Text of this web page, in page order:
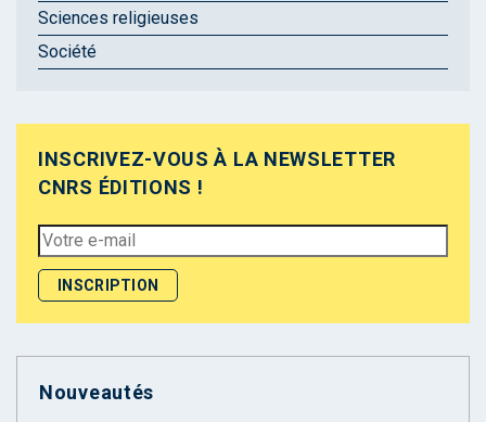
Sciences religieuses
Société
INSCRIVEZ-VOUS À LA NEWSLETTER
CNRS ÉDITIONS !
Nouveautés